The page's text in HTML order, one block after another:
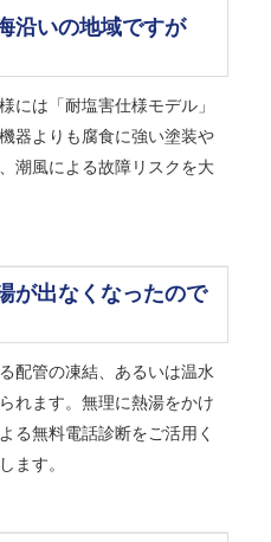
沿いの地域ですが
には「耐塩害仕様モデル」
器よりも腐食に強い塗装や
潮風による故障リスクを大
が出なくなったので
配管の凍結、あるいは温水
れます。無理に熱湯をかけ
る無料電話診断をご活用く
ます。